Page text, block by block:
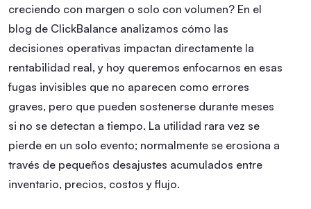
creciendo con margen o solo con volumen? En el
blog de ClickBalance analizamos cómo las
decisiones operativas impactan directamente la
rentabilidad real, y hoy queremos enfocarnos en esas
fugas invisibles que no aparecen como errores
graves, pero que pueden sostenerse durante meses
si no se detectan a tiempo. La utilidad rara vez se
pierde en un solo evento; normalmente se erosiona a
través de pequeños desajustes acumulados entre
inventario, precios, costos y flujo.